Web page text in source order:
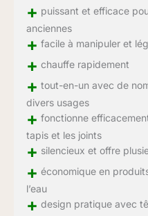
+ puissant et efficace
anciennes
+ facile à manipuler et
+ chauffe rapidement
+ tout-en-un avec de
divers usages
+ fonctionne
tapis et les joints
+ silencieux et offre
+ économique en
l’eau
+ design pratique avec